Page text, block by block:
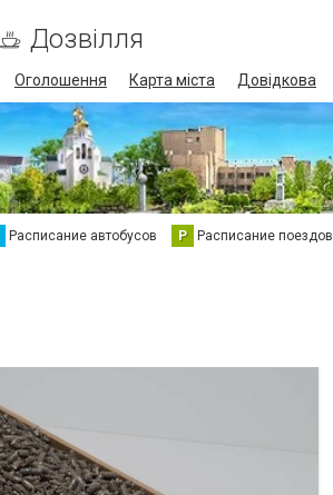
Дозвілля
Оголошення Карта міста Довідкова
Расписание автобусов Р Расписание поездов